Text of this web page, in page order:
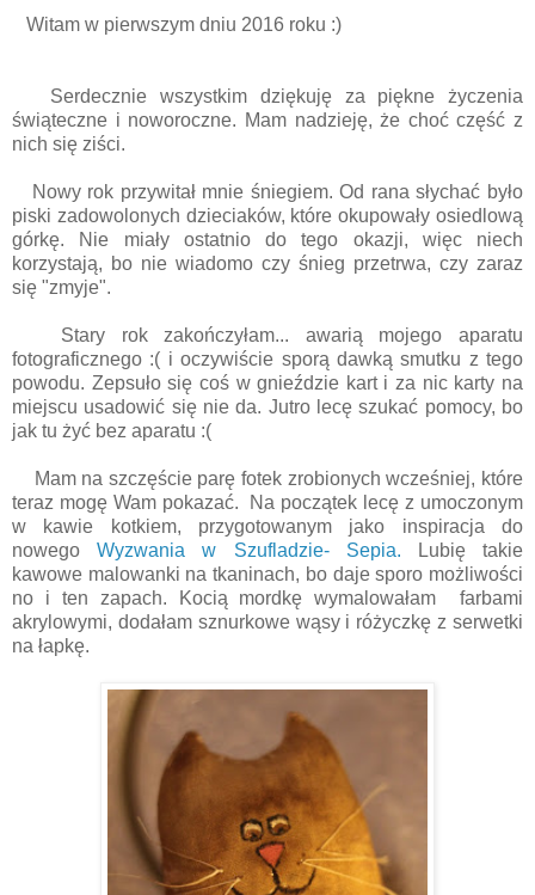
Witam w pierwszym dniu 2016 roku :)
Serdecznie wszystkim dziękuję za piękne życzenia
świąteczne i noworoczne. Mam nadzieję, że choć część z
nich się ziści.
Nowy rok przywitał mnie śniegiem. Od rana słychać było
piski zadowolonych dzieciaków, które okupowały osiedlową
górkę. Nie miały ostatnio do tego okazji, więc niech
korzystają, bo nie wiadomo czy śnieg przetrwa, czy zaraz
się "zmyje".
Stary rok zakończyłam... awarią mojego aparatu
fotograficznego :( i oczywiście sporą dawką smutku z tego
powodu. Zepsuło się coś w gnieździe kart i za nic karty na
miejscu usadowić się nie da. Jutro lecę szukać pomocy, bo
jak tu żyć bez aparatu :(
Mam na szczęście parę fotek zrobionych wcześniej, które
teraz mogę Wam pokazać. Na początek lecę z umoczonym
w kawie kotkiem, przygotowanym jako inspiracja do
nowegoWyzwania w Szufladzie- Sepia. Lubię takie
kawowe malowanki na tkaninach, bo daje sporo możliwości
no i ten zapach. Kocią mordkę wymalowałam farbami
akrylowymi, dodałam sznurkowe wąsy i różyczkę z serwetki
na łapkę.